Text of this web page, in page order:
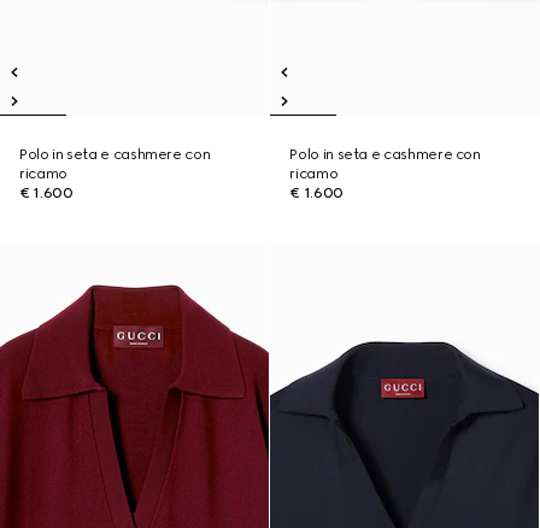
Polo in seta e cashmere con
ricamo
€ 1.600
Polo in seta e cashmere con
ricamo
€ 1.600